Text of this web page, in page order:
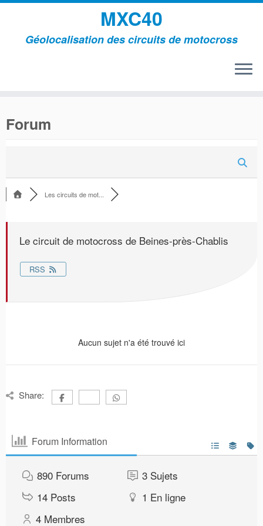
contenu
MXC40
Géolocalisation des circuits de motocross
Forum
Les circuits de mot...
Le circuit de motocross de Beines-près-Chablis
RSS
Aucun sujet n'a été trouvé ici
Share:
Forum Information
890 Forums 3 Sujets
14 Posts 1 En ligne
4 Membres